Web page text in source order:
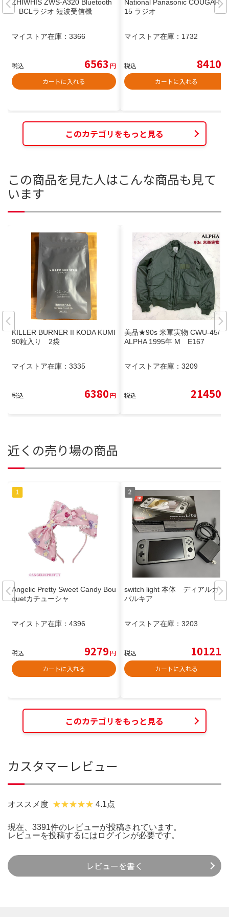
ZHIWHIS ZWS-A320 Bluetooth
BCLラジオ 短波受信機
マイストア在庫： 3366
税込 6563 円
カートに入れる
National Panasonic COUGAR 1
15 ラジオ
マイストア在庫： 1732
税込 8410
カートに入れる
このカテゴリをもっと見る
この商品を見た人はこんな商品も見て
います
KILLER BURNER II KODA KUMI
90粒入り 2袋
マイストア在庫： 3335
税込 6380円
美品★90s 米軍実物 CWU-45/Ｐ
ALPHA 1995年 M E167
マイストア在庫： 3209
税込 21450
近くの売り場の商品
Angelic Pretty Sweet Candy Bou
quetカチューシャ
マイストア在庫： 4396
税込 9279円
カートに入れる
switch light 本体 ディアルガ
パルキア
マイストア在庫： 3203
税込 10121
カートに入れる
このカテゴリをもっと見る
カスタマーレビュー
オススメ度 4.1点
現在、3391件のレビューが投稿されています。
レビューを投稿するには ログインが必要です。
レビューを書く